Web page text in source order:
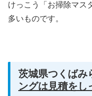
けっこう「お掃除マス
多いものです。
茨城県つくばみ
ングは見積をし